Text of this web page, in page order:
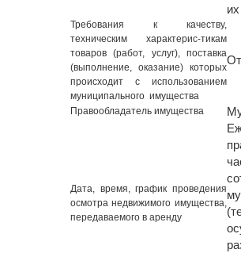
Требования к качеству,
техническим характерис-тикам
товаров (работ, услуг), поставка
(выполнение, оказание) которых
происходит с использованием
муниципального имущества
Правообладатель имущества
Дата, время, график проведения
осмотра недвижимого имущества,
передаваемого в аренду